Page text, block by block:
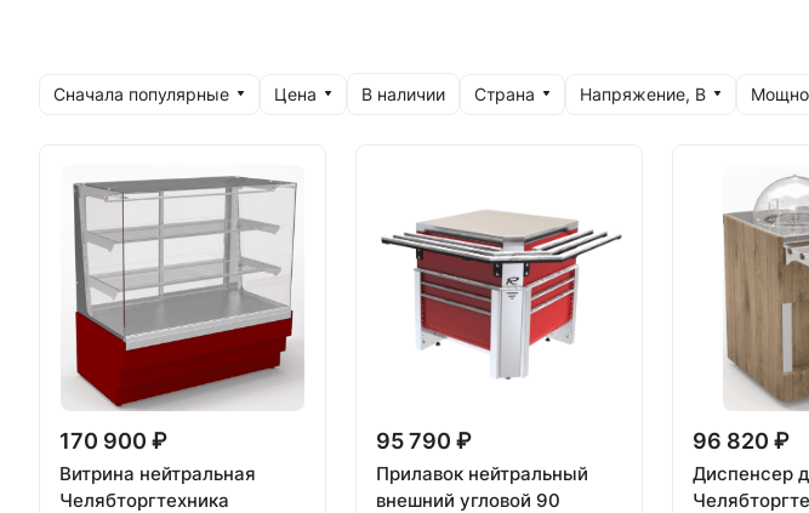
Сначала популярные Цена В наличии Страна Напряжение, В
170 900 ₽
Витрина нейтральная
Челябторгтехника
95 790 ₽
Прилавок нейтральный
внешний угловой 90
96 820 ₽
Диспенсер